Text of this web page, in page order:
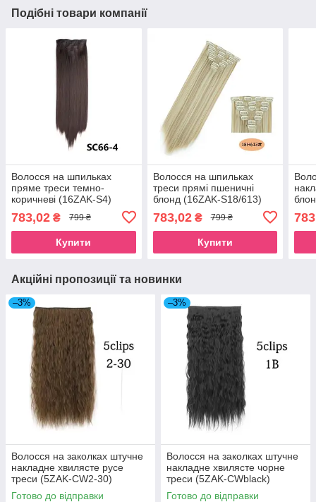
Подібні товари компанії
Волосся на шпильках
пряме треси темно-
коричневі (16ZAK-S4)
783,02 ₴ 799 ₴
Купити
Волосся на шпильках
треси прямі пшеничні
блонд (16ZAK-S18/613)
783,02₴ 799 ₴
Купити
Акційні пропозиції та новинки
–3%
Волосся на заколках штучне
накладне хвилясте русе
треси (5ZAK-CW2-30)
Готово до відправки
–3%
Волосся на заколках штучне
накладне хвилясте чорне
треси (5ZAK-CWblack)
Готово до відправки